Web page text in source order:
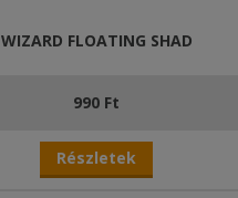
WIZARD FLOATING SHAD
990 Ft
Részletek